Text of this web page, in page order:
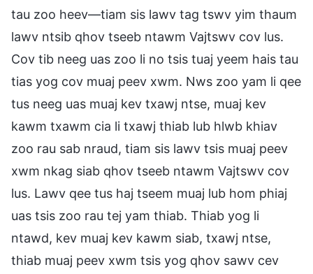
tau zoo heev—tiam sis lawv tag tswv yim thaum
lawv ntsib qhov tseeb ntawm Vajtswv cov lus.
Cov tib neeg uas zoo li no tsis tuaj yeem hais tau
tias yog cov muaj peev xwm. Nws zoo yam li qee
tus neeg uas muaj kev txawj ntse, muaj kev
kawm txawm cia li txawj thiab lub hlwb khiav
zoo rau sab nraud, tiam sis lawv tsis muaj peev
xwm nkag siab qhov tseeb ntawm Vajtswv cov
lus. Lawv qee tus haj tseem muaj lub hom phiaj
uas tsis zoo rau tej yam thiab. Thiab yog li
ntawd, kev muaj kev kawm siab, txawj ntse,
thiab muaj peev xwm tsis yog qhov sawv cev